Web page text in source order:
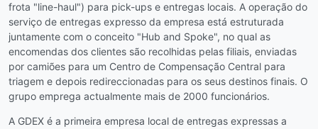
frota "line-haul") para pick-ups e entregas locais. A operação do
serviço de entregas expresso da empresa está estruturada
juntamente com o conceito "Hub and Spoke", no qual as
encomendas dos clientes são recolhidas pelas filiais, enviadas
por camiões para um Centro de Compensação Central para
triagem e depois redireccionadas para os seus destinos finais. O
grupo emprega actualmente mais de 2000 funcionários.
A GDEX é a primeira empresa local de entregas expressas a